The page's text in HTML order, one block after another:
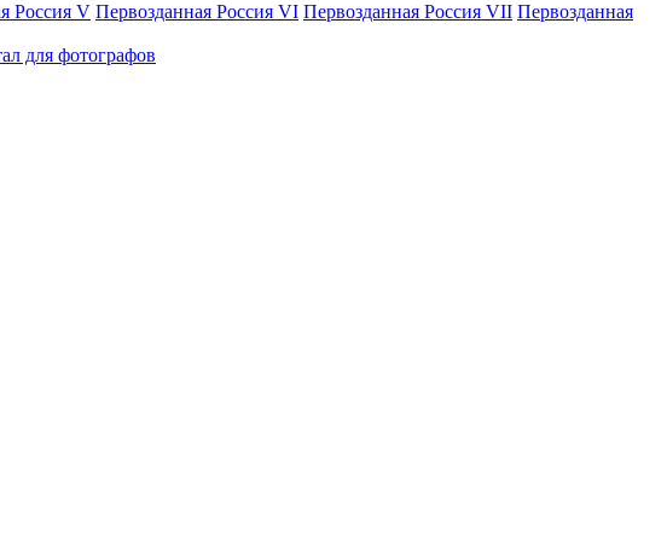
Россия V Первозданная Россия VI Первозданная Россия VII Первозданная
для фотографов